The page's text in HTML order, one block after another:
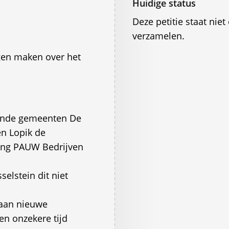
maken over het
gemeenten De
Lopik de
PAUW Bedrijven
dit niet
nieuwe
onzekere tijd
Huidige status
Deze petitie staat
verzamelen.